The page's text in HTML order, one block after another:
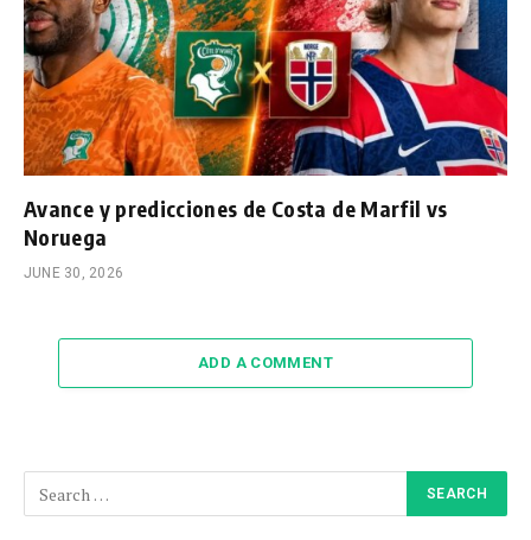
Avance y predicciones de Costa de Marfil vs
Noruega
JUNE 30, 2026
ADD A COMMENT